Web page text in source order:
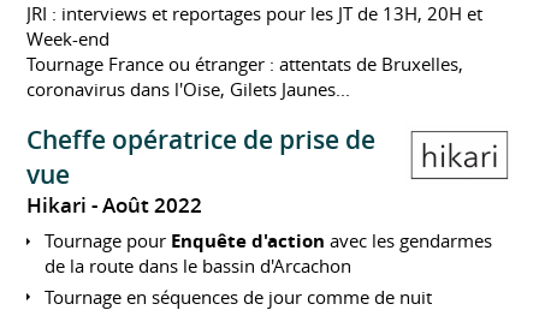
JRI : interviews et reportages pour les JT de 13H, 20H et
Week-end
Tournage France ou étranger : attentats de Bruxelles,
coronavirus dans l'Oise, Gilets Jaunes...
Cheffe opératrice de prise de
vue
Hikari Août 2022
Tournage pour Enquête d'action avec les gendarmes
de la route dans le bassin d'Arcachon
Tournage en séquences de jour comme de nuit